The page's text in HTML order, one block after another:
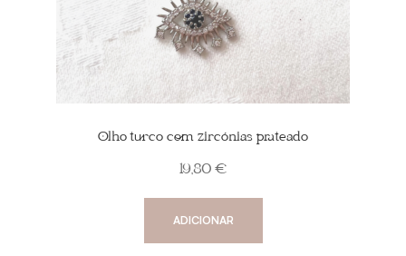
Olho turco com zircónias prateado
19,80 €
ADICIONAR